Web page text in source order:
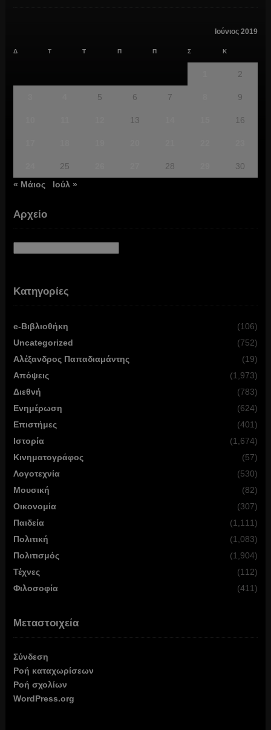
Ιούνιος 2019
Δ Τ Τ Π Π Σ Κ
2
5 6 7 9
13 16
25 28
30
« Μάιος
Ιούλ »
Αρχείο
Κατηγορίες
e-Βιβλιοθήκη
(106)
Uncategorized
(752)
Αλέξανδρος Παπαδιαμάντης
(19)
Απόψεις
(1,973)
Διεθνή
(783)
Ενημέρωση
(624)
Επιστήμες
(401)
Ιστορία
(1,674)
Κινηματογράφος
(57)
Λογοτεχνία
(530)
Μουσική
(82)
Οικονομία
(307)
Παιδεία
(1,111)
Πολιτική
(1,083)
Πολιτισμός
(1,904)
Τέχνες
(112)
Φιλοσοφία
(411)
Μεταστοιχεία
Σύνδεση
Ροή καταχωρίσεων
Ροή σχολίων
WordPress.org